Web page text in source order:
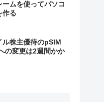
ームを使ってパソコ
作る
ル株主優待のpSIM
の変更は2週間かか